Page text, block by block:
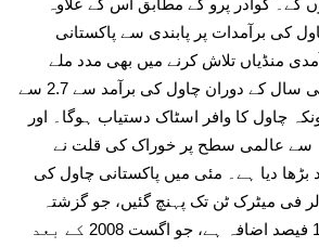
گے۔ گوادر پرو کے مطابق اس کے علاوہ
کی برآمدات پر پابندی سے پاکستانی
منڈیاں تلاش کرنے میں بھی مدد ملے
گی۔ پاکستان رواں مالی سال کے دوران چاول کی برآمد سے 2.7 سے
چاول کا وافر اسٹاک دستیاب ہوگا۔ اور
سے عالمی سطح پر خوراک کی قلت نے
بڑھا دیا ہے۔ مئی میں پاکستانی چاول کی
اوسطا 503 ڈالر فی میٹرک ٹن تک پہنچ گئیں، جو گزشتہ
ماہ کے مقابلے میں 11.0 فیصد اضافہ ہے، جو اگست 2008 کے بعد